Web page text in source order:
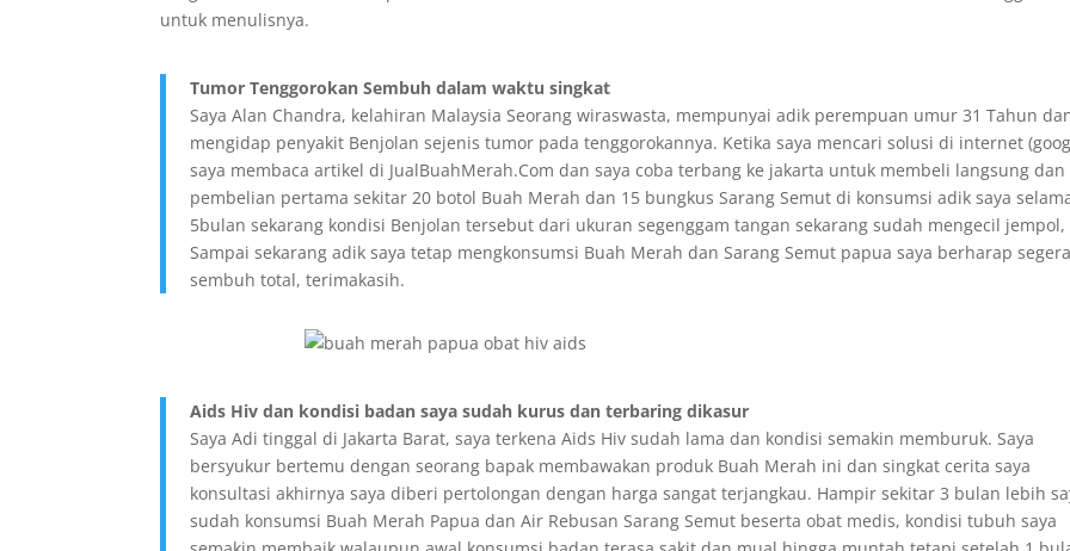
untuk menulisnya.
Tumor Tenggorokan Sembuh dalam waktu singkat
Saya Alan Chandra, kelahiran Malaysia Seorang wiraswasta, mempunyai adik perempuan umur 31 Tahun
mengidap penyakit Benjolan sejenis tumor pada tenggorokannya. Ketika saya mencari solusi di internet
saya membaca artikel di JualBuahMerah.Com dan saya coba terbang ke jakarta untuk membeli langsung dan
pembelian pertama sekitar 20 botol Buah Merah dan 15 bungkus Sarang Semut di konsumsi adik saya
5bulan sekarang kondisi Benjolan tersebut dari ukuran segenggam tangan sekarang sudah mengecil jempol,
Sampai sekarang adik saya tetap mengkonsumsi Buah Merah dan Sarang Semut papua saya berharap segera
sembuh total, terimakasih.
Aids Hiv dan kondisi badan saya sudah kurus dan terbaring dikasur
Saya Adi tinggal di Jakarta Barat, saya terkena Aids Hiv sudah lama dan kondisi semakin memburuk. Saya
bersyukur bertemu dengan seorang bapak membawakan produk Buah Merah ini dan singkat cerita saya
konsultasi akhirnya saya diberi pertolongan dengan harga sangat terjangkau. Hampir sekitar 3 bulan lebih
sudah konsumsi Buah Merah Papua dan Air Rebusan Sarang Semut beserta obat medis, kondisi tubuh saya